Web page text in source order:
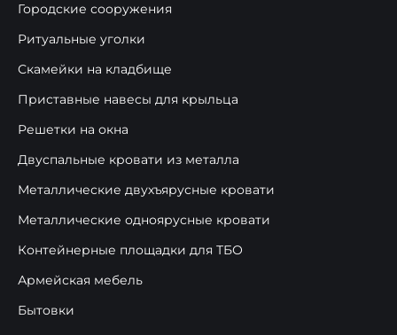
Городские сооружения
Ритуальные уголки
Скамейки на кладбище
Приставные навесы для крыльца
Решетки на окна
Двуспальные кровати из металла
Металлические двухъярусные кровати
Металлические одноярусные кровати
Контейнерные площадки для ТБО
Армейская мебель
Бытовки